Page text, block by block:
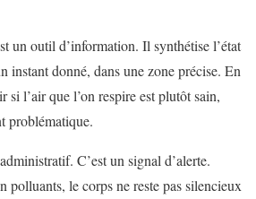
un outil d’information. Il synthétise l’état
instant donné, dans une zone précise. En
si l’air que l’on respire est plutôt sain,
problématique.
C’est un signal d’alerte.
polluants, le corps ne reste pas silencieux